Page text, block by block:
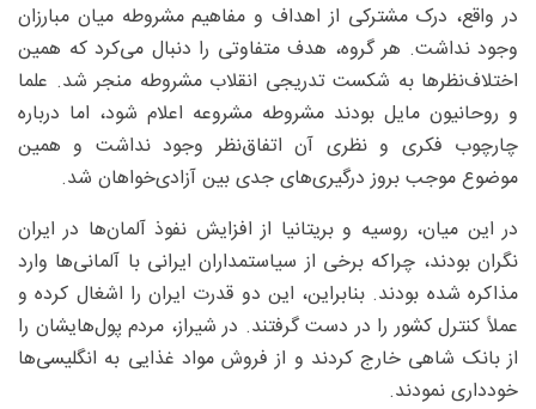
در واقع، درک مشترکی از اهداف و مفاهیم مشروطه میان مبارزان
وجود نداشت. هر گروه، هدف متفاوتی را دنبال می‌کرد که همین
اختلاف‌نظرها به شکست تدریجی انقلاب مشروطه منجر شد. علما
و روحانیون مایل بودند مشروطه مشروعه اعلام شود، اما درباره
چارچوب فکری و نظری آن اتفاق‌نظر وجود نداشت و همین
موضوع موجب بروز درگیری‌های جدی بین آزادی‌خواهان شد.
در این میان، روسیه و بریتانیا از افزایش نفوذ آلمان‌ها در ایران
نگران بودند، چراکه برخی از سیاستمداران ایرانی با آلمانی‌ها وارد
مذاکره شده بودند. بنابراین، این دو قدرت ایران را اشغال کرده و
عملاً کنترل کشور را در دست گرفتند. در شیراز، مردم پول‌هایشان را
از بانک شاهی خارج کردند و از فروش مواد غذایی به انگلیسی‌ها
خودداری نمودند.